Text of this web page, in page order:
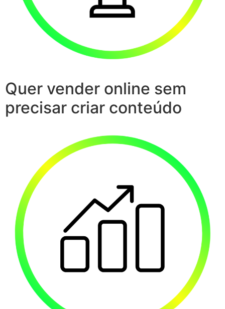
Quer vender online sem
precisar criar conteúdo